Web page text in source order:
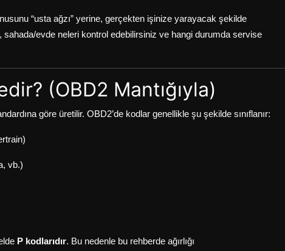
“usta ağzı” yerine, gerçekten işinize yarayacak şekilde
sahada/evde neleri kontrol edebilirsiniz ve hangi durumda servise
(OBD2 Mantığıyla)
göre üretilir. OBD2’de kodlar genellikle şu şekilde sınıflanır:
vb.)
P kodlarıdır. Bu nedenle bu rehberde ağırlığı